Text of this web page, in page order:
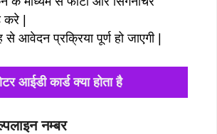
करे |
आवेदन प्रक्रिया पूर्ण हो जाएगी |
आईडी कार्ड क्या होता है
नम्बर